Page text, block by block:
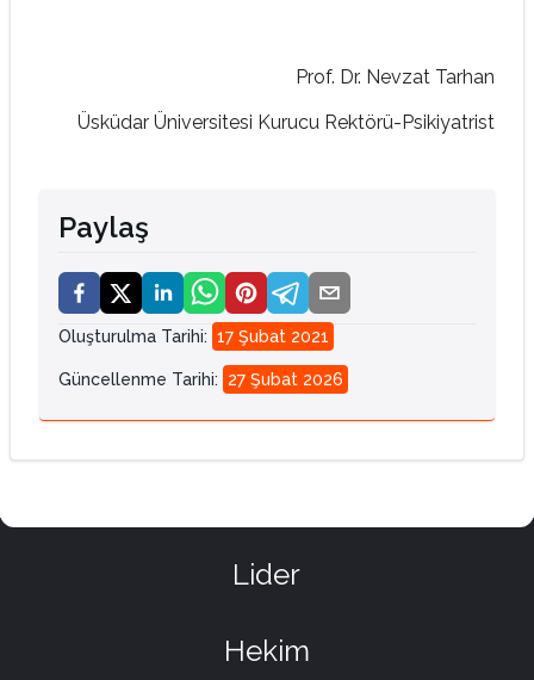
Prof. Dr. Nevzat Tarhan
Üsküdar Üniversitesi Kurucu Rektörü-Psikiyatrist
Paylaş
Oluşturulma Tarihi: 17 Şubat 2021
Güncellenme Tarihi: 27 Şubat 2026
Lider
Hekim